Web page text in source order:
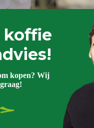
koffie
kopen? Wij